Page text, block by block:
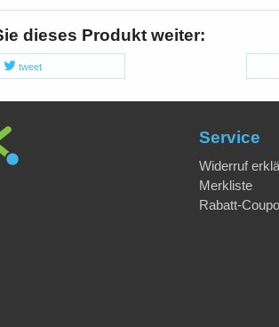
dieses Produkt weiter:
tweet
Service
Widerruf
Merkliste
Rabatt-